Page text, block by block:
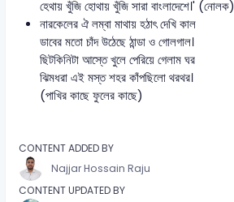
হেথায় খুঁজি হোথায় খুঁজি সারা বাংলাদেশে।' (নোলক)
নারকেলের ঐ লম্বা মাথায় হঠাৎ দেখি কাল
ডাবের মতো চাঁদ উঠেছে ঠান্ডা ও গোলগাল।
ছিটকিনিটা আস্তে খুলে পেরিয়ে গেলাম ঘর
ঝিমধরা এই মস্ত শহর কাঁপছিলো থরথর।
(পাখির কাছে ফুলের কাছে)
CONTENT ADDED BY
Najjar Hossain Raju
CONTENT UPDATED BY